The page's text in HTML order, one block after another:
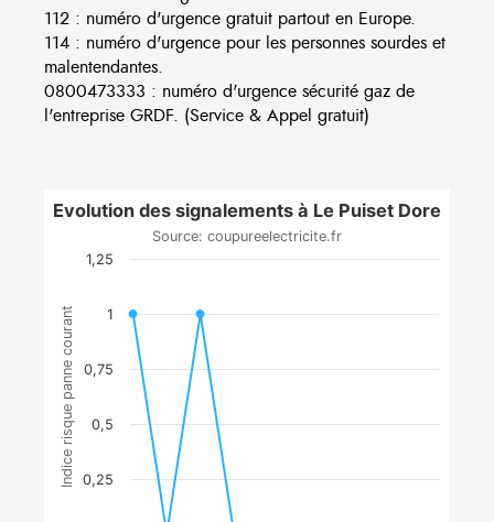
112 : numéro d'urgence gratuit partout en Europe.
114 : numéro d'urgence pour les personnes sourdes et
malentendantes.
0800473333 : numéro d'urgence sécurité gaz de
l'entreprise GRDF. (Service & Appel gratuit)
Indice risque panne courant
Evolution des signalements à Le Puiset Dore
Source: coupureelectricite.fr
0,25
0,5
0,75
1
1,25